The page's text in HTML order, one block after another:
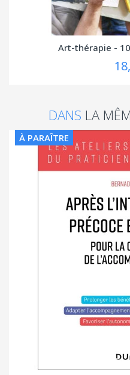
Art-thérapie -
DANS LA
À PARAÎTRE